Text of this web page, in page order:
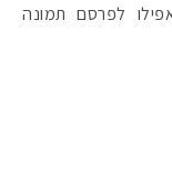
לפרסם תמונה